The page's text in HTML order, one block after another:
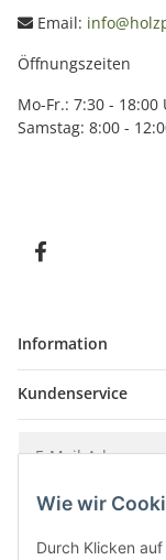
Email:
Öffnungszeiten
Mo-Fr.: 7:30 - 18:00
Samstag: 8:00 -
Information
Kundenservice
Bitte senden Sie mir
Wie wir
Durch Klicken